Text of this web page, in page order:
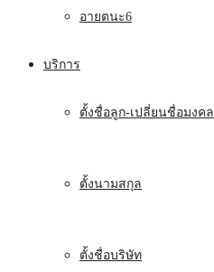
อายตนะ6
บริการ
ตั้งชื่อลูก-เปลี่ยนชื่อมงคล
ตั้งนามสกุล
ตั้งชื่อบริษัท